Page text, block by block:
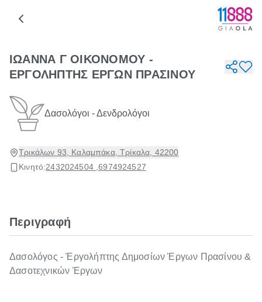
ΙΩΑΝΝΑ Γ ΟΙΚΟΝΟΜΟΥ -
ΕΡΓΟΛΗΠΤΗΣ ΕΡΓΩΝ ΠΡΑΣΙΝΟΥ
Δασολόγοι - Δενδρολόγοι
Τρικάλων 93, Καλαμπάκα, Τρίκαλα, 42200
Κινητό:2432024504 ,6974924527
Περιγραφή
Δασολόγος - Έργολήπτης Δημοσίων Έργων Πρασίνου &
Δασοτεχνικών Έργων